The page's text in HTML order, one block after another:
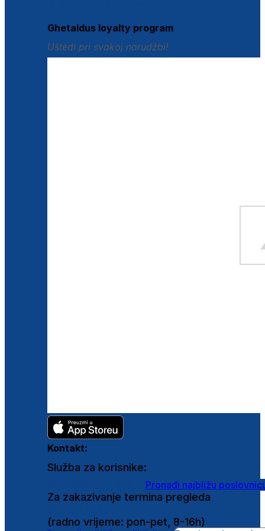
Ghetaldus loyalty program
Uštedi pri svakoj narudžbi!
Kontakt:
Služba za korisnike:
Pronađi najbližu
Za zakazivanje termina pregleda
(radno vrijeme: pon-pet, 8-16h)